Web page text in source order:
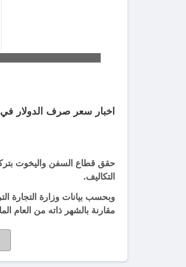
اخبار سعر صرف الدولار في
التكاليف.
مقارنة بالشهر ذاته من العام